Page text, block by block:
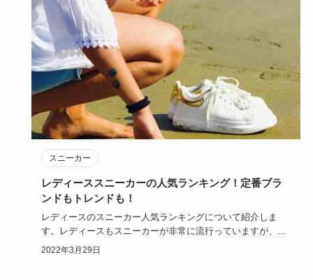
スニーカー
レディーススニーカーの人気ランキング！定番ブラ
ンドもトレンドも！
レディースのスニーカー人気ランキングについて紹介しま
す。レディースもスニーカーが非常に流行っていますが、ど
のブランドのスニ…
2022年3月29日